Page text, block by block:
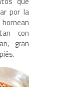
por la
con
gran